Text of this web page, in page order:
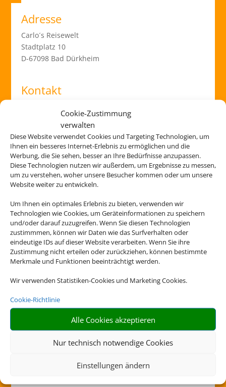
Cookie-Zustimmung
verwalten
Diese Website verwendet Cookies und Targeting Technologien, um
Ihnen ein besseres Internet-Erlebnis zu ermöglichen und die
Werbung, die Sie sehen, besser an Ihre Bedürfnisse anzupassen.
Diese Technologien nutzen wir außerdem, um Ergebnisse zu messen,
um zu verstehen, woher unsere Besucher kommen oder um unsere
Website weiter zu entwickeln.
Um Ihnen ein optimales Erlebnis zu bieten, verwenden wir
Technologien wie Cookies, um Geräteinformationen zu speichern
und/oder darauf zuzugreifen. Wenn Sie diesen Technologien
zustimmmen, können wir Daten wie das Surfverhalten oder
eindeutige IDs auf dieser Website verarbeiten. Wenn Sie ihre
Zustimmung nicht erteilen oder zurückziehen, können bestimmte
Merkmale und Funktionen beeinträchtigt werden.
Wir verwenden Statistiken-Cookies und Marketing Cookies.
Cookie-Richtlinie
Alle Cookies akzeptieren
Nur technisch notwendige Cookies
Einstellungen ändern
Adresse
Carlo´s Reisewelt
Stadtplatz 10
D-67098 Bad Dürkheim
Kontakt
info@carlos-reisewelt.de
Öffnungszeiten
Montag:
10:00 - 18:00
10:00 - 18:00
Mittwoch:
10:00 - 13:00
Donnerstag:
10:00 - 18:00
10:00 - 18:00
Samstag:
10:00 - 13:00
Vereinbaren sie einen Beratungstermin !